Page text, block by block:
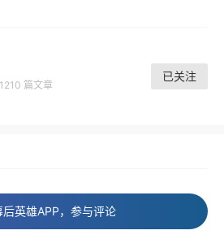
篇文章
已关注
后英雄APP，参与评论